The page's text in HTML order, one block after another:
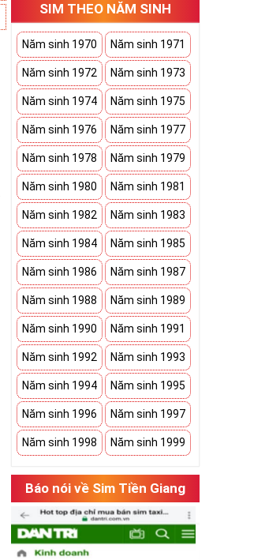
SIM THEO NĂM SINH
Năm sinh 1970 Năm sinh 1971
Năm sinh 1972 Năm sinh 1973
Năm sinh 1974 Năm sinh 1975
Năm sinh 1976 Năm sinh 1977
Năm sinh 1978 Năm sinh 1979
Năm sinh 1980 Năm sinh 1981
Năm sinh 1982 Năm sinh 1983
Năm sinh 1984 Năm sinh 1985
Năm sinh 1986 Năm sinh 1987
Năm sinh 1988 Năm sinh 1989
Năm sinh 1990 Năm sinh 1991
Năm sinh 1992 Năm sinh 1993
Năm sinh 1994 Năm sinh 1995
Năm sinh 1996 Năm sinh 1997
Năm sinh 1998 Năm sinh 1999
Báo nói về Sim Tiền Giang